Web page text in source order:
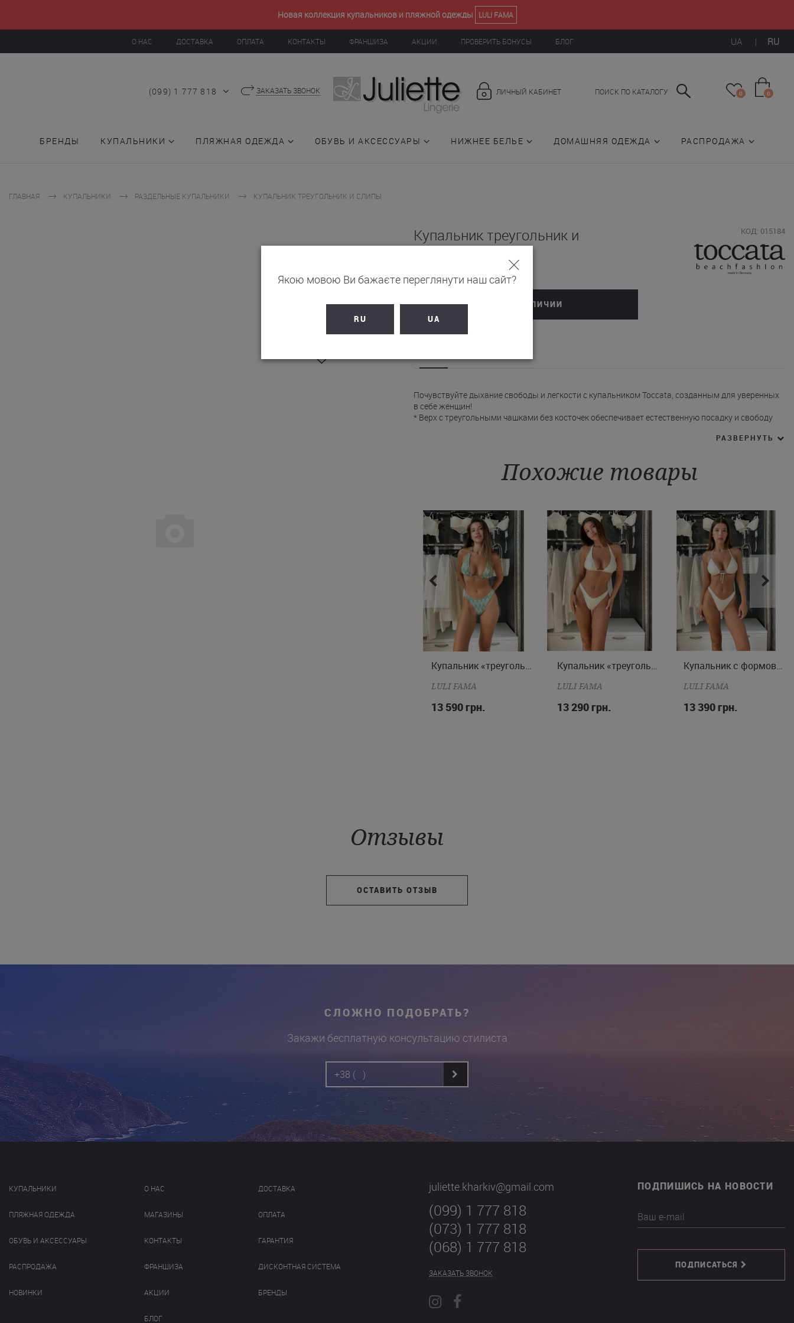
Новая коллекция купальников и пляжной одежды LULI FAMA
UA | RU
О НАС ДОСТАВКА ОПЛАТА КОНТАКТЫ ФРАНШИЗА АКЦИИ ПРОВЕРИТЬ БОНУСЫ БЛОГ
(099) 1 777 818 ЗАКАЗАТЬ ЗВОНОК ПОИСК ПО КАТАЛОГУ
ЛИЧНЫЙ КАБИНЕТ 0 0
БРЕНДЫ КУПАЛЬНИКИ ПЛЯЖНАЯ ОДЕЖДА ОБУВЬ И АКСЕССУАРЫ НИЖНЕЕ БЕЛЬЕ ДОМАШНЯЯ ОДЕЖДА РАСПРОДАЖА
ГЛАВНАЯ КУПАЛЬНИКИ РАЗДЕЛЬНЫЕ КУПАЛЬНИКИ КУПАЛЬНИК ТРЕУГОЛЬНИК И СЛИПЫ
Купальник треугольник и
слипы (015184)
КОД: 015184
НЕТ В НАЛИЧИИ
Почувствуйте дыхание свободы и легкости с купальником Toccata, созданным для уверенных
в себе женщин!
* Верх с треугольными чашками без косточек обеспечивает естественную посадку и свободу
* Плавки-слипы низкой посадки дополняют ансамбль и акцентируют внимание на линии бедер
за счет завязок по бокам.
* Насыщенный бохо-принт сделает купальник акцентом пляжного гардероба.
мультиколор в нашем онлайн-магазине можно с доставкой по Киеву и в другие города
Украины.
РАЗВЕРНУТЬ
Похожие товары
XS S M L Купальник «треугольник» и «бразилиана»
LULI FAMA
13 590 грн.
XS S M Купальник «треугольник» и «бразилиана»
LULI FAMA
13 290 грн.
S M Купальник с формованными чашками и бразилианой
LULI FAMA
13 390 грн.
Отзывы
ОСТАВИТЬ ОТЗЫВ
СЛОЖНО ПОДОБРАТЬ?
Закажи бесплатную консультацию стилиста
КУПАЛЬНИКИ
ПЛЯЖНАЯ ОДЕЖДА
ОБУВЬ И АКСЕССУАРЫ
РАСПРОДАЖА
НОВИНКИ
О НАС
МАГАЗИНЫ
КОНТАКТЫ
ФРАНШИЗА
АКЦИИ
БЛОГ
ДОСТАВКА
ОПЛАТА
ГАРАНТИЯ
ДИСКОНТНАЯ СИСТЕМА
БРЕНДЫ
juliette.kharkiv@gmail.com
(099) 1 777 818
(073) 1 777 818
(068) 1 777 818
ЗАКАЗАТЬ ЗВОНОК
ПОДПИШИСЬ НА НОВОСТИ
Ваш e-mail
ПОДПИСАТЬСЯ
Якою мовою Ви бажаєте переглянути наш сайт?
RU UA